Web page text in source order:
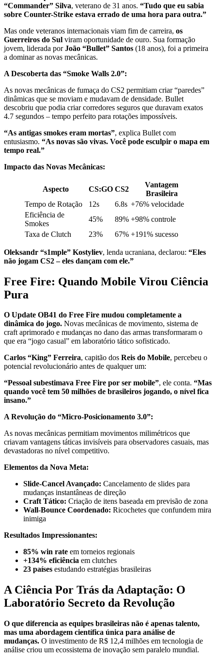
“Commander” Silva, veterano de 31 anos. “Tudo que eu sabia
sobre Counter-Strike estava errado de uma hora para outra.”
Mas onde veteranos internacionais viam fim de carreira, os
Guerreiros do Sul viram oportunidade de ouro. Sua formação
jovem, liderada porJoão “Bullet” Santos (18 anos), foi a primeira
a dominar as novas mecânicas.
A Descoberta das “Smoke Walls 2.0”:
As novas mecânicas de fumaça do CS2 permitiam criar “paredes”
dinâmicas que se moviam e mudavam de densidade. Bullet
descobriu que podia criar corredores seguros que duravam exatos
4.7 segundos – tempo perfeito para rotações impossíveis.
“As antigas smokes eram mortas”, explica Bullet com
entusiasmo. “As novas são vivas. Você pode esculpir o mapa em
tempo real.”
Impacto das Novas Mecânicas:
Aspecto CS:GO CS2
Vantagem
Brasileira
Tempo de Rotação
12s 6.8s +76% velocidade
Eficiência de
Smokes
45% 89% +98% controle
Taxa de Clutch
23% 67% +191% sucesso
Oleksandr “s1mple” Kostyliev, lenda ucraniana, declarou: “Eles
não jogam CS2 – eles dançam com ele.”
Free Fire: Quando Mobile Virou Ciência
Pura
O Update OB41 do Free Fire mudou completamente a
dinâmica do jogo. Novas mecânicas de movimento, sistema de
craft aprimorado e mudanças no dano das armas transformaram o
que era “jogo casual” em laboratório tático sofisticado.
Carlos “King” Ferreira, capitão dos Reis do Mobile, percebeu o
potencial revolucionário antes de qualquer um:
“Pessoal subestimava Free Fire por ser mobile”, ele conta. “Mas
quando você tem 50 milhões de brasileiros jogando, o nível fica
insano.”
A Revolução do “Micro-Posicionamento 3.0”:
As novas mecânicas permitiam movimentos milimétricos que
criavam vantagens táticas invisíveis para observadores casuais, mas
devastadoras no nível competitivo.
Elementos da Nova Meta:
Slide-Cancel Avançado: Cancelamento de slides para
mudanças instantâneas de direção
Craft Tático: Criação de itens baseada em previsão de zona
Wall-Bounce Coordenado: Ricochetes que confundem mira
inimiga
Resultados Impressionantes:
85% win rate em torneios regionais
+134% eficiência em clutches
23 países estudando estratégias brasileiras
A Ciência Por Trás da Adaptação: O
Laboratório Secreto da Revolução
O que diferencia as equipes brasileiras não é apenas talento,
mas uma abordagem científica única para análise de
mudanças. O investimento de R$ 12,4 milhões em tecnologia de
análise criou um ecossistema de inovação sem paralelo mundial.